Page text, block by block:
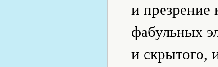
и презрение
фабульных
и скрытого,